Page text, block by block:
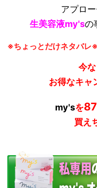
アプロ
生美容液my'sの
※ちょっとだけネタバレ※
今
お得なキャ
my'sを
買え